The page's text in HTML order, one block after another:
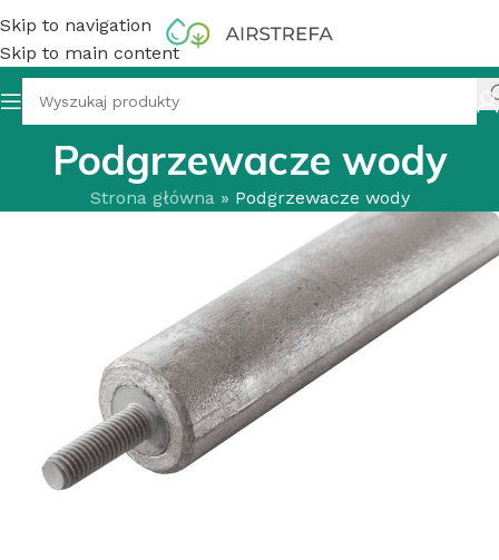
Skip to navigation
Skip to main content
Podgrzewacze wody
Strona główna» Podgrzewacze wody